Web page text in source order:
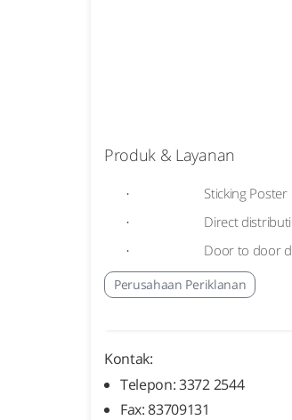
Produk & Layanan
· Sticking Poster
· Direct
· Door to door
Perusahaan Periklanan
Kontak:
Telepon: 3372 2544
Fax: 83709131